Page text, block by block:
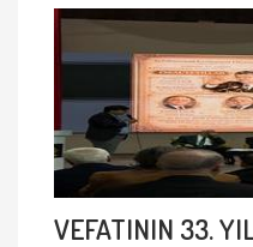
VEFATININ 33.